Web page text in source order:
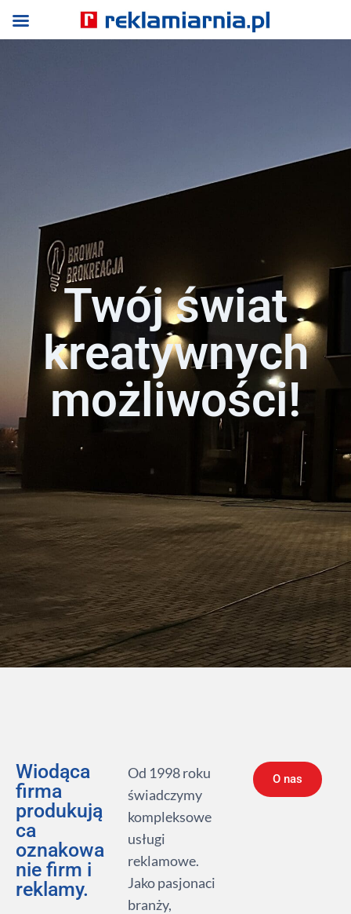
Twój świat
kreatywnych
możliwości!
Wiodąca
firma
produkują
ca
oznakowa
nie firm i
reklamy.
Od 1998 roku
świadczymy
kompleksowe
usługi
reklamowe.
Jako pasjonaci
branży,
O nas